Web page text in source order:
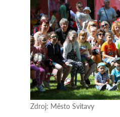
Zdroj: Město Svitavy